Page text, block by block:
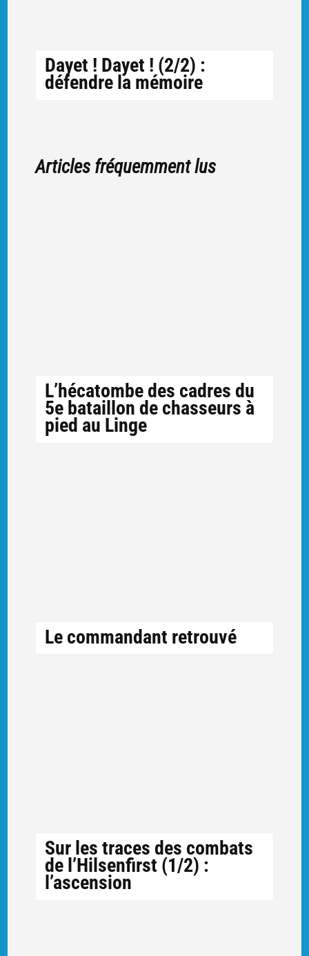
Dayet ! Dayet ! (2/2) :
défendre la mémoire
Articles fréquemment lus
L’hécatombe des cadres du
5e bataillon de chasseurs à
pied au Linge
Le commandant retrouvé
Sur les traces des combats
de l’Hilsenfirst (1/2) :
l’ascension